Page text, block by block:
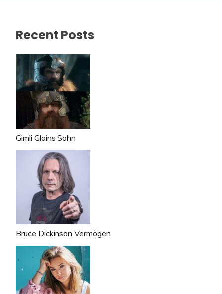
Recent Posts
Gimli Gloins Sohn
Bruce Dickinson Vermögen